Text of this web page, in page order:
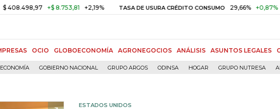
+$ 8.753,81 +2,19% TASA DE USURA CRÉDITO CONSUMO 29,66% +0,87% +3,02%
OCIO GLOBOECONOMÍA AGRONEGOCIOS ANÁLISIS ASUNTOS LEGALES
ECONOMÍA GOBIERNO NACIONAL GRUPO ARGOS ODINSA HOGAR GRUPO NUTRESA
ESTADOS UNIDOS